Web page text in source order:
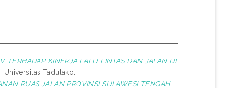
TERHADAP KINERJA LALU LINTAS DAN JALAN DI
Tadulako.
RUAS JALAN PROVINSI SULAWESI TENGAH